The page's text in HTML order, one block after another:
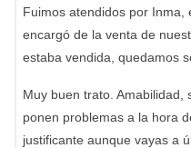
Fuimos atendidos por Inma,
encargó de la venta de
estaba vendida, quedamos
Muy buen trato. Amabilidad,
ponen problemas a la hora
justificante aunque vayas a